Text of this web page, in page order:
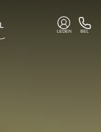
LEDEN BEL